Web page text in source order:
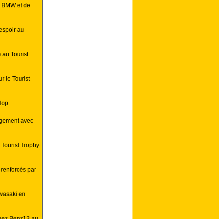
et de
au
au Tourist
le Tourist
avec
Trophy
par
en